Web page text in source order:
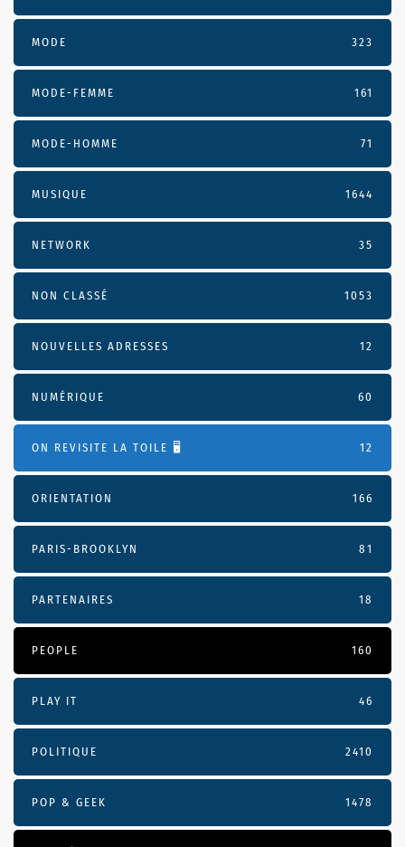
MODE 323
MODE-FEMME 161
MODE-HOMME 71
MUSIQUE 1644
NETWORK 35
NON CLASSÉ 1053
NOUVELLES ADRESSES 12
NUMÉRIQUE 60
ON REVISITE LA TOILE 🖥️ 12
ORIENTATION 166
PARIS-BROOKLYN 81
PARTENAIRES 18
PEOPLE 160
PLAY IT 46
POLITIQUE 2410
POP & GEEK 1478